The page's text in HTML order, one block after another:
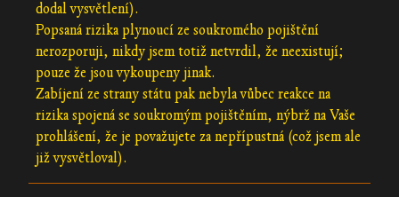
dodal vysvětlení).
Popsaná rizika plynoucí ze soukromého pojištění
nerozporuji, nikdy jsem totiž netvrdil, že neexistují;
pouze že jsou vykoupeny jinak.
Zabíjení ze strany státu pak nebyla vůbec reakce na
rizika spojená se soukromým pojištěním, nýbrž na Vaše
prohlášení, že je považujete za nepřípustná (což jsem ale
již vysvětloval).